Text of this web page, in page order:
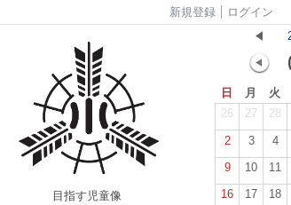
新規登録 ログイン
目指す児童像
日 月
火
26
27 28
2 3
4
9
10
11
16
17
18